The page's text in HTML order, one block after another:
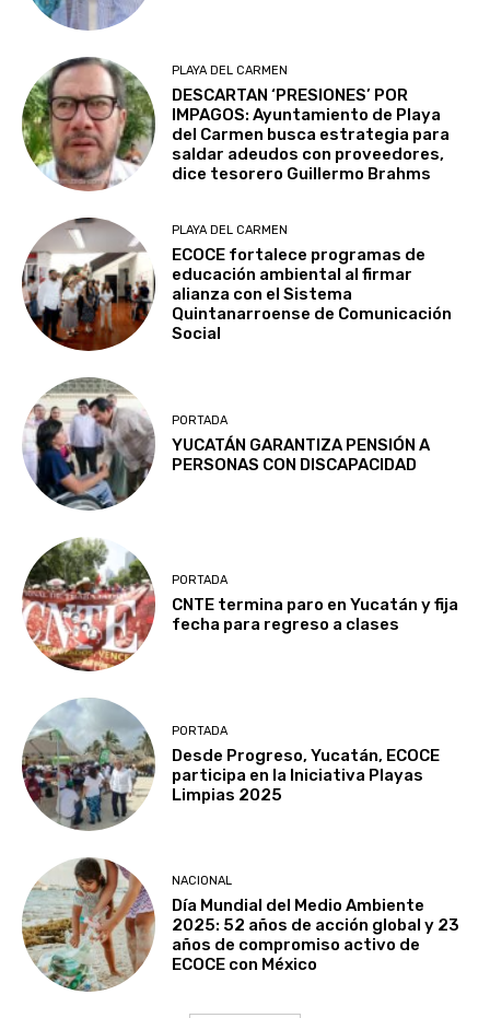
PLAYA DEL CARMEN
DESCARTAN ‘PRESIONES’ POR
IMPAGOS: Ayuntamiento de Playa
del Carmen busca estrategia para
saldar adeudos con proveedores,
dice tesorero Guillermo Brahms
PLAYA DEL CARMEN
ECOCE fortalece programas de
educación ambiental al firmar
alianza con el Sistema
Quintanarroense de Comunicación
Social
PORTADA
YUCATÁN GARANTIZA PENSIÓN A
PERSONAS CON DISCAPACIDAD
PORTADA
CNTE termina paro en Yucatán y fija
fecha para regreso a clases
PORTADA
Desde Progreso, Yucatán, ECOCE
participa en la Iniciativa Playas
Limpias 2025
NACIONAL
Día Mundial del Medio Ambiente
2025: 52 años de acción global y 23
años de compromiso activo de
ECOCE con México